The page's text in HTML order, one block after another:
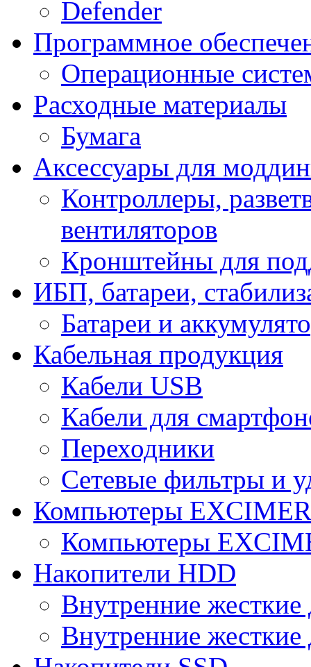
Defender
Программное
Операционные
Расходные материалы
Бумага
Аксессуары для
Контроллеры,
вентиляторов
Кронштейны для
ИБП, батареи,
Батареи и
Кабельная продукция
Кабели USB
Кабели для
Переходники
Сетевые фильтры и
Компьютеры
Компьютеры
Накопители HDD
Внутренние
Внутренние